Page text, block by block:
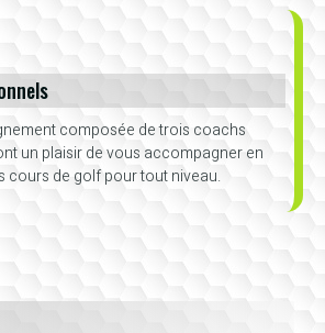
composée de trois coachs
un plaisir de vous accompagner en
cours de golf pour tout niveau.